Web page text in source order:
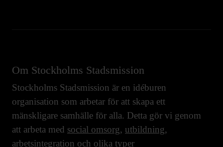
Om Stockholms Stadsmission
Stockholms Stadsmission är en idéburen
organisation som arbetar för att skapa ett
mänskligare samhälle för alla. Detta gör vi genom
att arbeta med social omsorg, utbildning,
arbetsintegration och olika typer